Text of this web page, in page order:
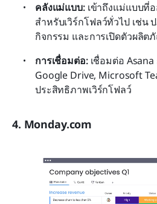
คลังแม่แบบ: เข้าถึงแม่แบบที่
สำหรับเวิร์กโฟลว์ทั่วไป เช่น
กิจกรรม และการเปิดตัวผลิ
การเชื่อมต่อ: เชื่อมต่อ
Google Drive, Microsoft
ประสิทธิภาพเวิร์กโฟลว์
4. Monday.com